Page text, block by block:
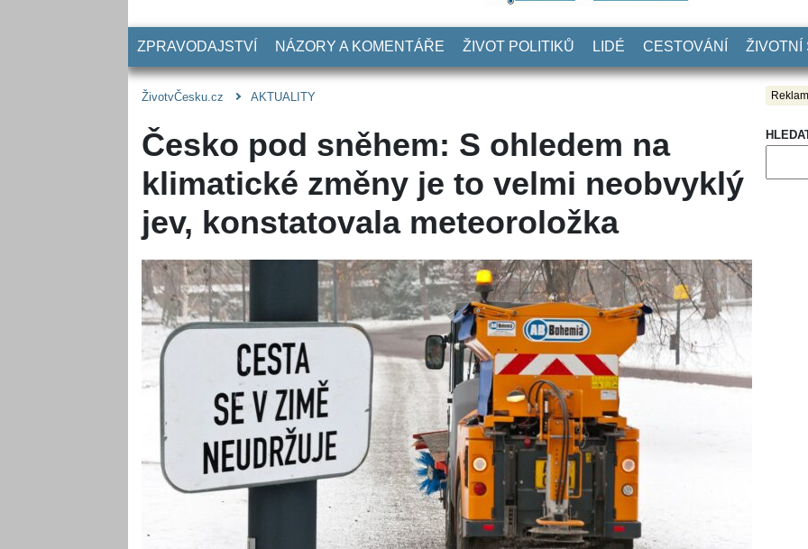
ZPRAVODAJSTVÍ NÁZORY A KOMENTÁŘE ŽIVOT POLITIKŮ LIDÉ CESTOVÁNÍ ŽIVOTNÍ
ŽivotvČesku.cz AKTUALITY
Česko pod sněhem: S ohledem na
klimatické změny je to velmi neobvyklý
jev, konstatovala meteoroložka